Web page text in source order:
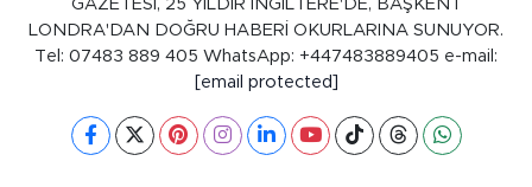
GAZETESİ, 25 YILDIR İNGİLTERE'DE, BAŞKENT
LONDRA'DAN DOĞRU HABERİ OKURLARINA SUNUYOR.
Tel: 07483 889 405 WhatsApp: +447483889405 e-mail:
[email protected]